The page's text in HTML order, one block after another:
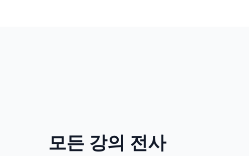
모든 강의 전사